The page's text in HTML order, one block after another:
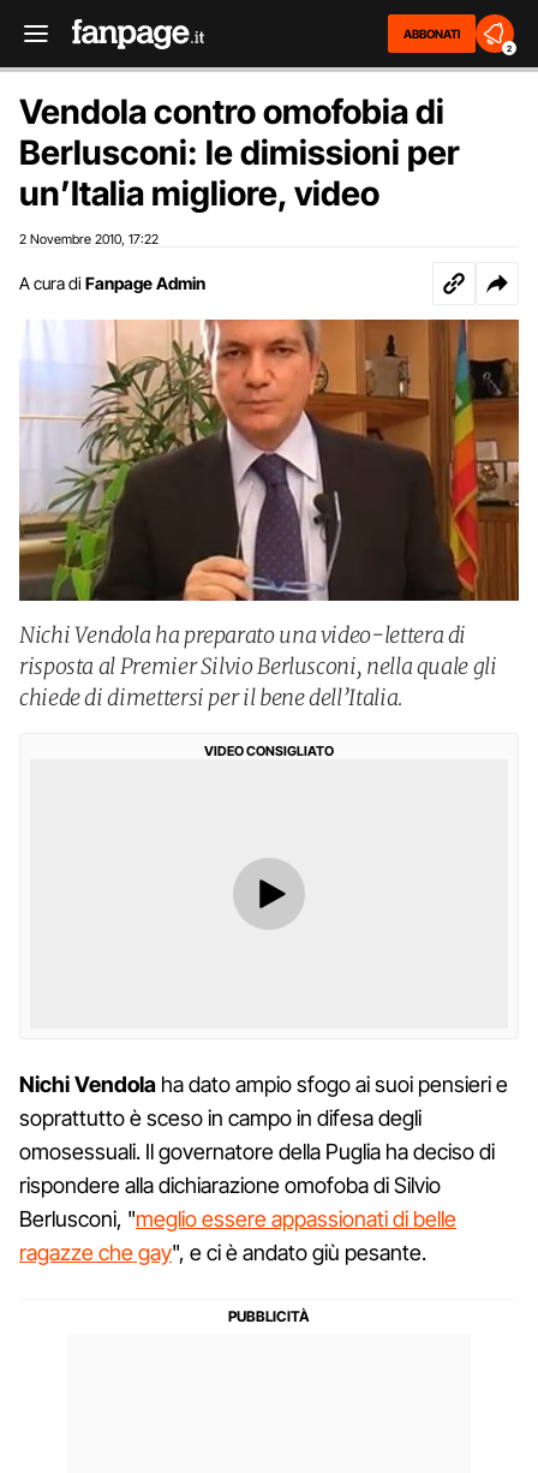
ABBONATI
2
Vendola contro omofobia di
Berlusconi: le dimissioni per
un’Italia migliore, video
2 Novembre 2010 17:22
A cura di Fanpage Admin
Nichi Vendola ha preparato una video-lettera di
risposta al Premier Silvio Berlusconi, nella quale gli
chiede di dimettersi per il bene dell’Italia.
VIDEO CONSIGLIATO
Nichi Vendola ha dato ampio sfogo ai suoi pensieri e
soprattutto è sceso in campo in difesa degli
omosessuali. Il governatore della Puglia ha deciso di
rispondere alla dichiarazione omofoba di Silvio
Berlusconi, "meglio essere appassionati di belle
ragazze che gay", e ci è andato giù pesante.